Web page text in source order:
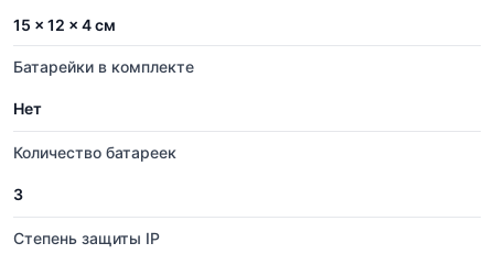
15 × 12 × 4 см
Батарейки в комплекте
Нет
Количество батареек
3
Степень защиты IP